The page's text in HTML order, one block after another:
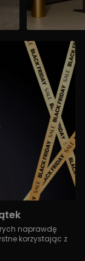
naprawdę
korzystając z